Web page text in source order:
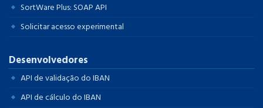
SortWare Plus: SOAP API
Solicitar acesso experimental
Desenvolvedores
API de validação do IBAN
API de cálculo do IBAN